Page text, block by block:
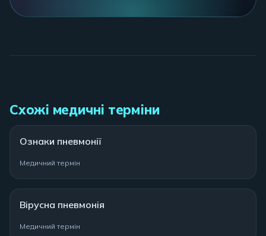
Схожі медичні терміни
Ознаки пневмонії
Медичний термін
Вірусна пневмонія
Медичний термін